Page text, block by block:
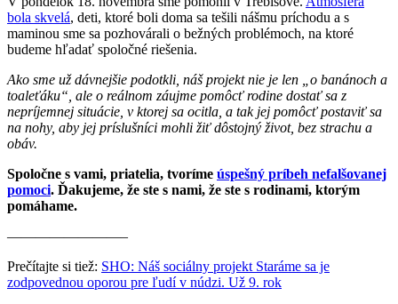
bola skvelá, deti, ktoré boli doma sa tešili nášmu príchodu a s
maminou sme sa pozhovárali o bežných problémoch, na ktoré
budeme hľadať spoločné riešenia.
Ako sme už dávnejšie podotkli, náš projekt nie je len „o banánoch a
toaleťáku“, ale o reálnom záujme pomôcť rodine dostať sa z
nepríjemnej situácie, v ktorej sa ocitla, a tak jej pomôcť postaviť sa
na nohy, aby jej príslušníci mohli žiť dôstojný život, bez strachu a
obáv.
Spoločne s vami, priatelia, tvoríme úspešný príbeh nefalšovanej
pomoci. Ďakujeme, že ste s nami, že ste s rodinami, ktorým
pomáhame.
————————–
Prečítajte si tiež: SHO: Náš sociálny projekt Staráme sa je
zodpovednou oporou pre ľudí v núdzi. Už 9. rok